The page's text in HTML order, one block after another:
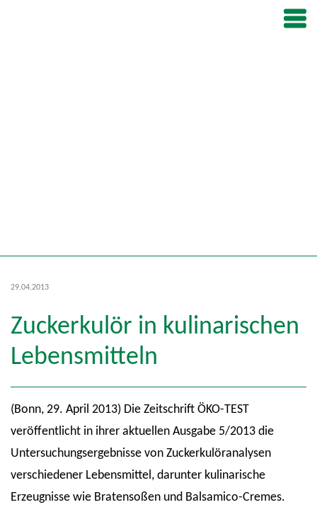
29.04.2013
Zuckerkulör in kulinarischen
Lebensmitteln
(Bonn, 29. April 2013) Die Zeitschrift ÖKO-TEST
veröffentlicht in ihrer aktuellen Ausgabe 5/2013 die
Untersuchungsergebnisse von Zuckerkulöranalysen
verschiedener Lebensmittel, darunter kulinarische
Erzeugnisse wie Bratensoßen und Balsamico-Cremes.